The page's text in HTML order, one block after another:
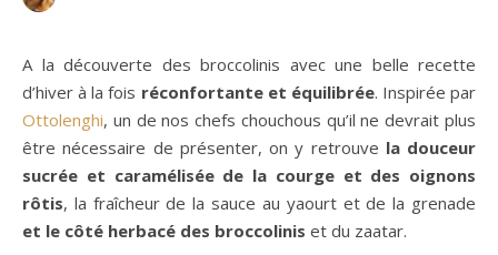
A la découverte des broccolinis avec une belle recette
d’hiver à la fois réconfortante et équilibrée. Inspirée par
Ottolenghi, un de nos chefs chouchous qu’il ne devrait plus
être nécessaire de présenter, on y retrouve la douceur
sucrée et caramélisée de la courge et des oignons
rôtis, la fraîcheur de la sauce au yaourt et de la grenade
et le côté herbacé des broccolinis et du zaatar.